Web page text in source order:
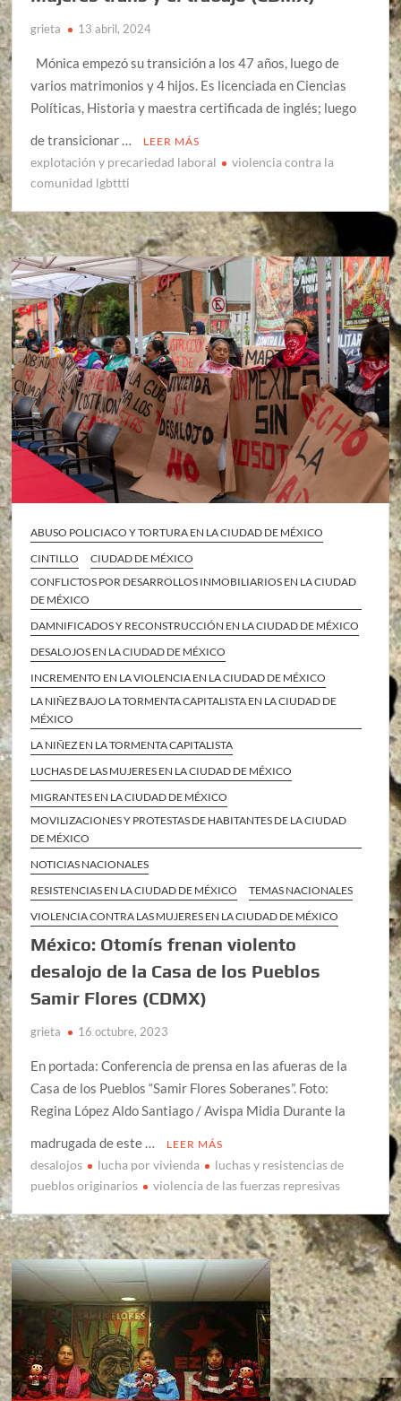
grieta 13 abril, 2024
Mónica empezó su transición a los 47 años, luego de
varios matrimonios y 4 hijos. Es licenciada en Ciencias
Políticas, Historia y maestra certificada de inglés; luego
de transicionar …
LEER MÁS
explotación y precariedad laboral
violencia contra la
comunidad lgbttti
ABUSO POLICIACO Y TORTURA EN LA CIUDAD DE MÉXICO
CINTILLO
CIUDAD DE MÉXICO
CONFLICTOS POR DESARROLLOS INMOBILIARIOS EN LA CIUDAD
DE MÉXICO
DAMNIFICADOS Y RECONSTRUCCIÓN EN LA CIUDAD DE MÉXICO
DESALOJOS EN LA CIUDAD DE MÉXICO
INCREMENTO EN LA VIOLENCIA EN LA CIUDAD DE MÉXICO
LA NIÑEZ BAJO LA TORMENTA CAPITALISTA EN LA CIUDAD DE
MÉXICO
LA NIÑEZ EN LA TORMENTA CAPITALISTA
LUCHAS DE LAS MUJERES EN LA CIUDAD DE MÉXICO
MIGRANTES EN LA CIUDAD DE MÉXICO
MOVILIZACIONES Y PROTESTAS DE HABITANTES DE LA CIUDAD
DE MÉXICO
NOTICIAS NACIONALES
RESISTENCIAS EN LA CIUDAD DE MÉXICO
TEMAS NACIONALES
VIOLENCIA CONTRA LAS MUJERES EN LA CIUDAD DE MÉXICO
México: Otomís frenan violento
desalojo de la Casa de los Pueblos
Samir Flores (CDMX)
grieta 16 octubre, 2023
En portada: Conferencia de prensa en las afueras de la
Casa de los Pueblos “Samir Flores Soberanes”. Foto:
Regina López Aldo Santiago / Avispa Midia Durante la
madrugada de este …
LEER MÁS
desalojos lucha por vivienda
luchas y resistencias de
pueblos originarios
violencia de las fuerzas represivas